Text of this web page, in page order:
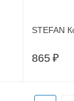
STEFAN
865 ₽